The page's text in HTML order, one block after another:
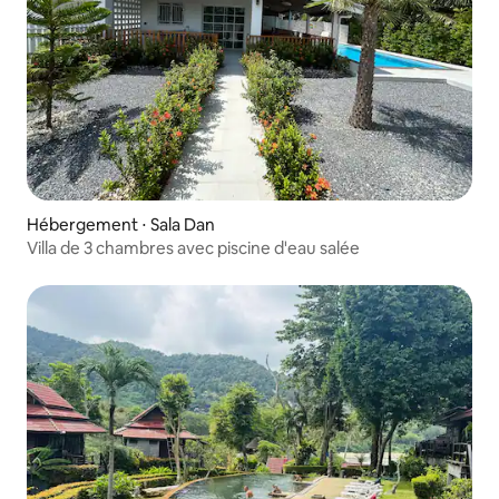
Hébergement ⋅ Sala Dan
Villa de 3 chambres avec piscine d'eau salée